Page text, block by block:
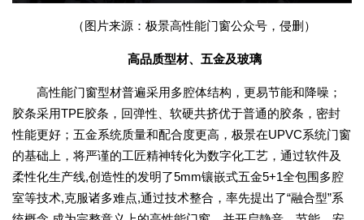
（图片来源：极景高性能门窗公众号，侵删）
高品质型材、五金及玻璃
高性能门窗型材普遍采用多腔体结构，更易节能和降噪；
胶条采用TPE胶条，回弹性、软硬共挤优于普通的胶条，密封
性能更好；五金系统质量和配合度更高，极景在UPVC系统门窗
的基础上，将严谨的工匠精神转化为数字化工艺，通过软件及
柔性化生产线,创造性的发明了5mm镶嵌式五金5+1全包围多腔
室等技术,克服诸多难点,通过技术整合，率先提出了“融合型”系